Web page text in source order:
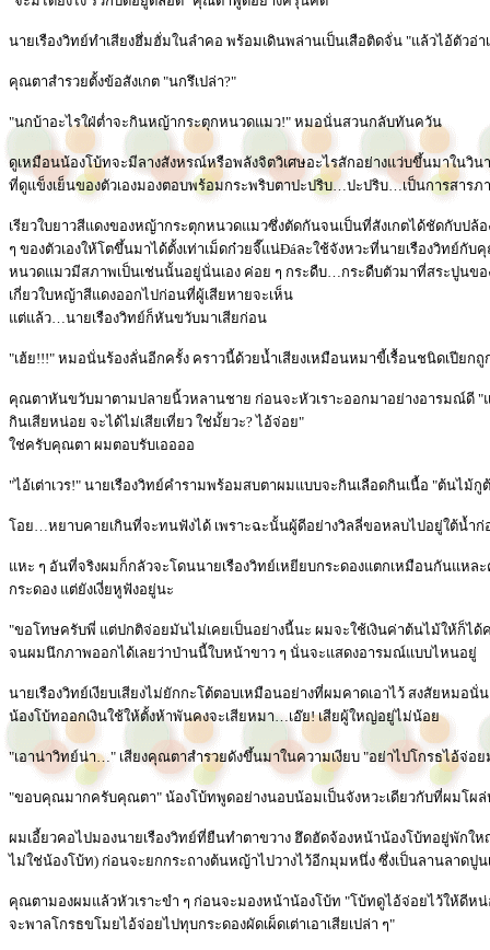
นายเรืองวิทย์ทำเสียงฮึ่มฮั่มในลำคอ พร้อมเดินพล่านเป็นเสือติดจั่น "แล้วไอ้ตัวอ่
คุณตาสำรวยตั้งข้อสังเกต "นกรึเปล่า?"
"นกบ้าอะไรใฝ่ต่ำจะกินหญ้ากระตุกหนวดแมว!" หมอนั่นสวนกลับทันควัน
ดูเหมือนน้องโบ้ทจะมีลางสังหรณ์หรือพลังจิตวิเศษอะไรสักอย่างแว่บขึ้นมาในวิ
ที่ดูแข็งเย็นของตัวเองมองตอบพร้อมกระพริบตาปะปริบ…ปะปริบ…เป็นการสาร
เรียวใบยาวสีแดงของหญ้ากระตุกหนวดแมวซึ่งตัดกันจนเป็นที่สังเกตได้ชัดกับปล้
ๆ ของตัวเองให้โตขึ้นมาได้ตั้งเท่าเม็ดก๋วยจี๊แน่Ðáละใช้จังหวะที่นายเรืองวิทย์
หนวดแมวมีสภาพเป็นเช่นนั้นอยู่นั่นเอง ค่อย ๆ กระดืบ…กระดืบตัวมาที่สระปูนข
เกี่ยวใบหญ้าสีแดงออกไปก่อนที่ผู้เสียหายจะเห็น
แต่แล้ว…นายเรืองวิทย์ก็หันขวับมาเสียก่อน
"เฮ้ย!!!" หมอนั่นร้องลั่นอีกครั้ง คราวนี้ด้วยน้ำเสียงเหมือนหมาขี้เรื้อนชนิดเปียก
คุณตาหันขวับมาตามปลายนิ้วหลานชาย ก่อนจะหัวเราะออกมาอย่างอารมณ์ดี "
กินเสียหน่อย จะได้ไม่เสียเที่ยว ใช่มั้ยวะ? ไอ้จ่อย"
ใช่ครับคุณตา ผมตอบรับเออออ
"ไอ้เต่าเวร!" นายเรืองวิทย์คำรามพร้อมสบตาผมแบบจะกินเลือดกินเนื้อ "ต้นไม้
โอย…หยาบคายเกินที่จะทนฟังได้ เพราะฉะนั้นผู้ดีอย่างวิลลี่ขอหลบไปอยู่ใต้น้ำก่
แหะ ๆ อันที่จริงผมก็กลัวจะโดนนายเรืองวิทย์เหยียบกระดองแตกเหมือนกันแหล
กระดอง แต่ยังเงี่ยหูฟังอยู่นะ
"ขอโทษครับพี่ แต่ปกติจ่อยมันไม่เคยเป็นอย่างนี้นะ ผมจะใช้เงินค่าต้นไม้ให้ก็ได้
จนผมนึกภาพออกได้เลยว่าป่านนี้ใบหน้าขาว ๆ นั่นจะแสดงอารมณ์แบบไหนอยู่
นายเรืองวิทย์เงียบเสียงไม่ยักกะโต้ตอบเหมือนอย่างที่ผมคาดเอาไว้ สงสัยหมอนั่
น้องโบ้ทออกเงินใช้ให้ตั้งห้าพันคงจะเสียหมา…เอ๊ย! เสียผู้ใหญ่อยู่ไม่น้อย
"เอาน่าวิทย์น่า…" เสียงคุณตาสำรวยดังขึ้นมาในความเงียบ "อย่าไปโกรธไอ้จ่อ
"ขอบคุณมากครับคุณตา" น้องโบ้ทพูดอย่างนอบน้อมเป็นจังหวะเดียวกับที่ผมโผ
ผมเอี้ยวคอไปมองนายเรืองวิทย์ที่ยืนทำตาขวาง ฮึดฮัดจ้องหน้าน้องโบ้ทอยู่พัก
ไม่ใช่น้องโบ้ท) ก่อนจะยกกระถางต้นหญ้าไปวางไว้อีกมุมหนึ่ง ซึ่งเป็นลานลาดปูน
คุณตามองผมแล้วหัวเราะขำ ๆ ก่อนจะมองหน้าน้องโบ้ท "โบ้ทดูไอ้จ่อยไว้ให้ดี
จะพาลโกรธขโมยไอ้จ่อยไปทุบกระดองผัดเผ็ดเต่าเอาเสียเปล่า ๆ"